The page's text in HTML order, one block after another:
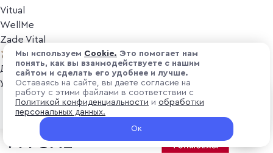
Vitual
WellMe
Zade Vital
Косметика
Дезодоранты
Уход за лицом
Уход за телом
Популярные бренды
₽ 5 200
+ 156 ₽ витуальками
Предзаказ
Мы используем Cоokіе. Это помогает нам
понять, как вы взаимодействуете с нашим
сайтом и сделать его удобнее и лучше.
Оставаясь на сайте, вы даете согласие на
работу с этими файлами в соответствии с
Политикой конфиденциальности и обработки
персональных данных.
Ок